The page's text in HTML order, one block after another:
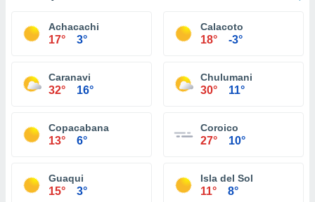
Achacachi
17° 3°
Calacoto
18° -3°
Caranavi
32° 16°
Chulumani
30° 11°
Copacabana
13° 6°
Coroico
27° 10°
Guaqui
15° 3°
Isla del Sol
11° 8°